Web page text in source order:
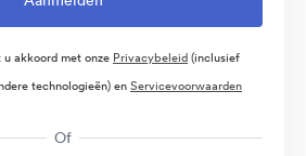
akkoord met onze Privacybeleid(inclusief
technologieën) enServicevoorwaarden
Of